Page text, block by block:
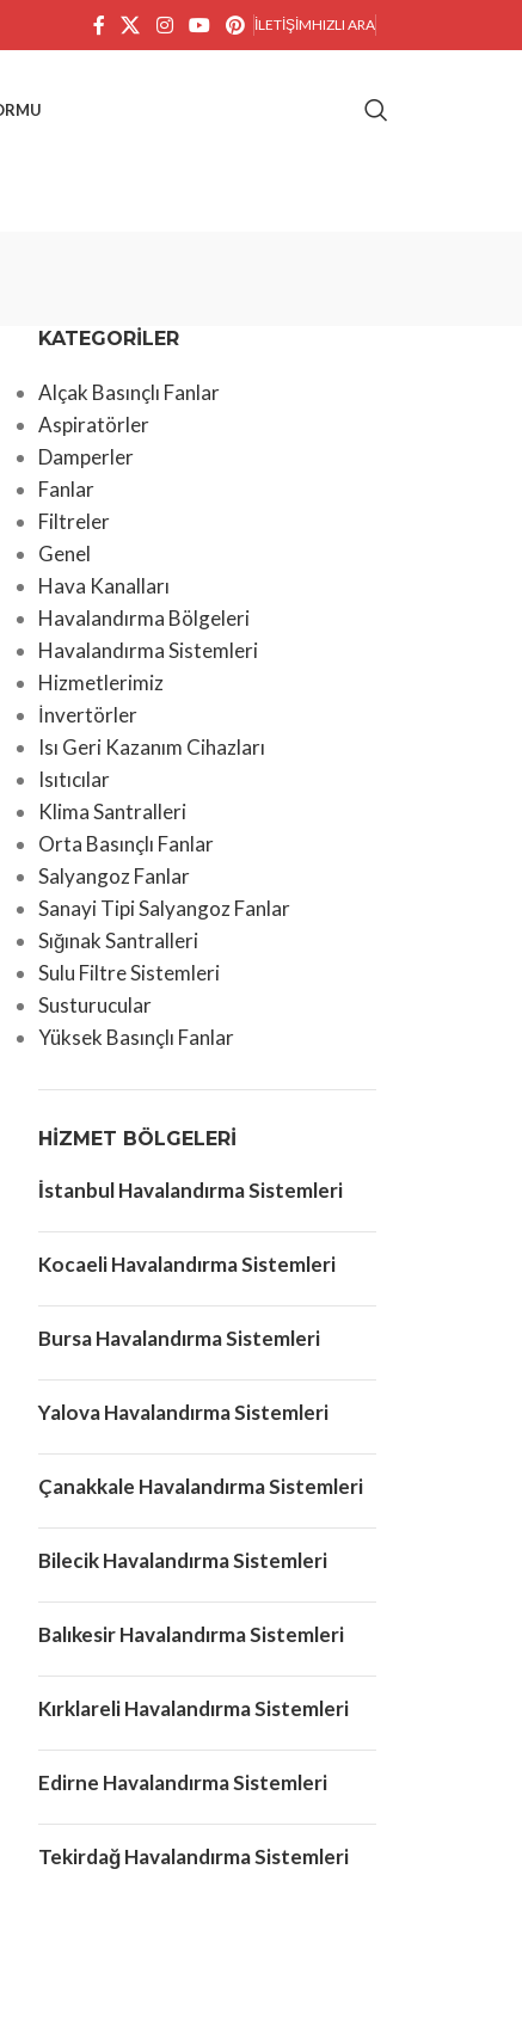
İLETIŞIMHIZLI ARA
KATEGORILER
Alçak Basınçlı Fanlar
Aspiratörler
Damperler
Fanlar
Filtreler
Genel
Hava Kanalları
Havalandırma Bölgeleri
Havalandırma Sistemleri
Hizmetlerimiz
İnvertörler
Isı Geri Kazanım Cihazları
Isıtıcılar
Klima Santralleri
Orta Basınçlı Fanlar
Salyangoz Fanlar
Sanayi Tipi Salyangoz Fanlar
Sığınak Santralleri
Sulu Filtre Sistemleri
Susturucular
Yüksek Basınçlı Fanlar
HIZMET BÖLGELERI
İstanbul Havalandırma Sistemleri
Kocaeli Havalandırma Sistemleri
Bursa Havalandırma Sistemleri
Yalova Havalandırma Sistemleri
Çanakkale Havalandırma Sistemleri
Bilecik Havalandırma Sistemleri
Balıkesir Havalandırma Sistemleri
Kırklareli Havalandırma Sistemleri
Edirne Havalandırma Sistemleri
Tekirdağ Havalandırma Sistemleri